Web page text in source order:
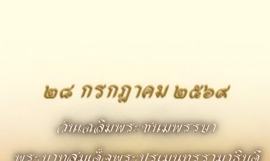
๒๘ กรกฎาคม ๒๕๖๙
วันเฉลิมพระชนมพรรษา